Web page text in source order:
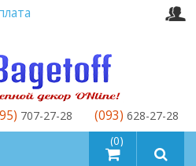
товаров (0)
707-27-28 (093) 628-27-28